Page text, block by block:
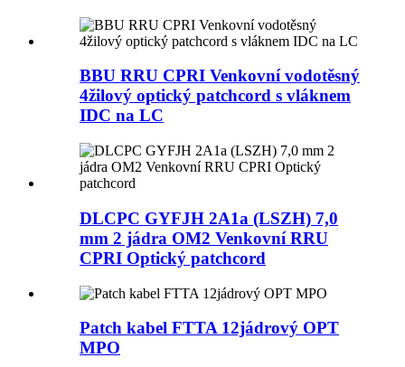
BBU RRU CPRI Venkovní vodotěsný
4žilový optický patchcord s vláknem
IDC na LC
DLCPC GYFJH 2A1a (LSZH) 7,0
mm 2 jádra OM2 Venkovní RRU
CPRI Optický patchcord
Patch kabel FTTA 12jádrový OPT
MPO